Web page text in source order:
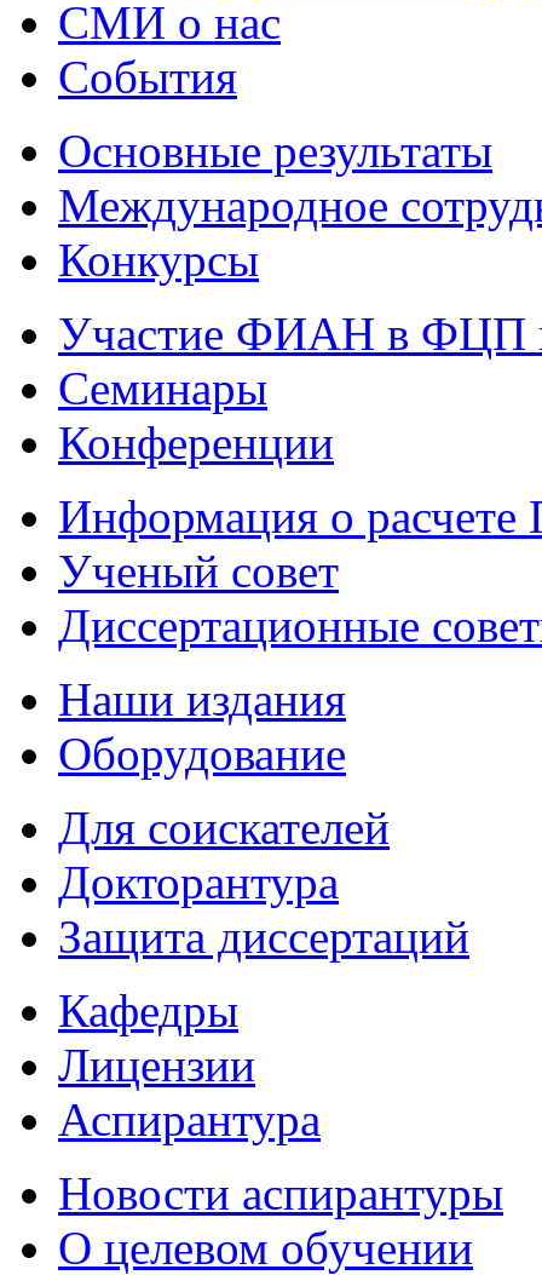
СМИ о нас
События
Основные результаты
Международное
Конкурсы
Участие ФИАН в ФЦП
Семинары
Конференции
Информация о
Ученый совет
Диссертационные
Наши издания
Оборудование
Для соискателей
Докторантура
Защита диссертаций
Кафедры
Лицензии
Аспирантура
Новости аспирантуры
О целевом обучении